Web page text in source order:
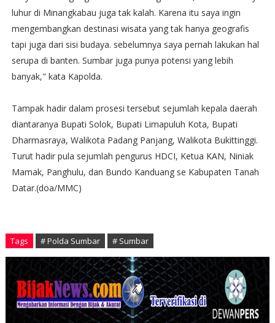
luhur di Minangkabau juga tak kalah. Karena itu saya ingin
mengembangkan destinasi wisata yang tak hanya geografis
tapi juga dari sisi budaya. sebelumnya saya pernah lakukan hal
serupa di banten. Sumbar juga punya potensi yang lebih
banyak," kata Kapolda.
Tampak hadir dalam prosesi tersebut sejumlah kepala daerah
diantaranya Bupati Solok, Bupati Limapuluh Kota, Bupati
Dharmasraya, Walikota Padang Panjang, Walikota Bukittinggi.
Turut hadir pula sejumlah pengurus HDCI, Ketua KAN, Niniak
Mamak, Panghulu, dan Bundo Kanduang se Kabupaten Tanah
Datar.(doa/MMC)
Tags # Polda Sumbar # Sumbar